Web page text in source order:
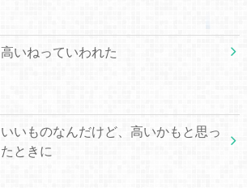
高いねっていわれた
いいものなんだけど、高いかもと思っ
たときに